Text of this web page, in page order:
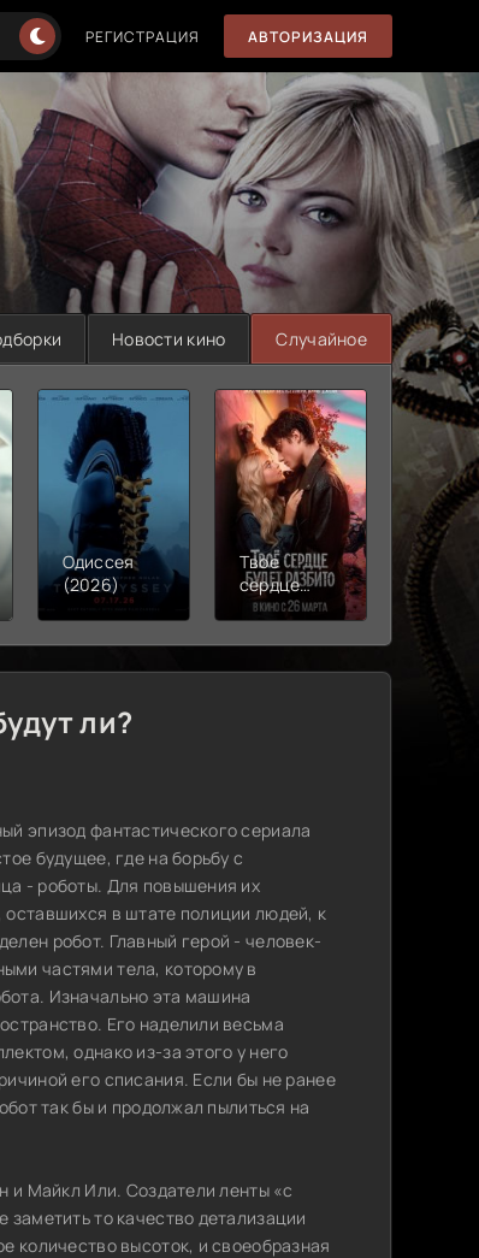
РЕГИСТРАЦИЯ АВТОРИЗАЦИЯ
Новости кино Случайное
Одиссея
(2026)
Твое
сердце
будет
(2026)
Моана
(2026)
ли?
эпизод фантастического сериала
будущее, где на борьбу с
- роботы. Для повышения их
в штате полиции людей, к
робот. Главный герой - человек-
частями тела, которому в
Изначально эта машина
Его наделили весьма
однако из-за этого у него
его списания. Если бы не ранее
так бы и продолжал пылиться на
и Майкл Или. Создатели ленты «с
то качество детализации
количество высоток, и своеобразная